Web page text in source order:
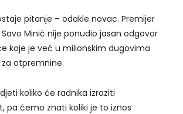
pitanje – odakle novac. Premijer
Savo Minić nije ponudio jasan odgovor
koje je već u milionskim dugovima
otpremnine.
koliko će radnika izraziti
pa ćemo znati koliki je to iznos